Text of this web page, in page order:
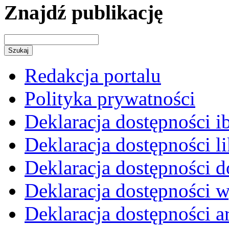
Znajdź publikację
Redakcja portalu
Polityka prywatności
Deklaracja dostępności
Deklaracja dostępności
Deklaracja dostępności
Deklaracja dostępności
Deklaracja dostępności